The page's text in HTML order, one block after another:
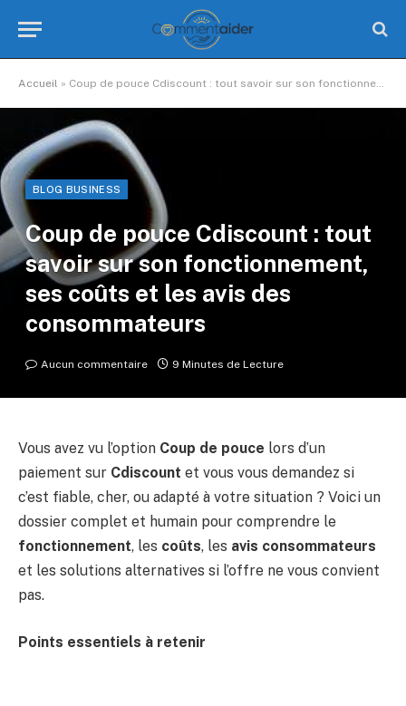
Accueil » Coup de pouce Cdiscount : tout savoir sur son fonctionnement, ses coûts et les avis des consommateurs
BLOG BUSINESS
Coup de pouce Cdiscount : tout
savoir sur son fonctionnement,
ses coûts et les avis des
consommateurs
Aucun commentaire 9 Minutes de Lecture
Vous avez vu l’option Coup de pouce lors d’un
paiement sur Cdiscount et vous vous demandez si
c’est fiable, cher, ou adapté à votre situation ? Voici un
dossier complet et humain pour comprendre le
fonctionnement, les coûts, les avis consommateurs
et les solutions alternatives si l’offre ne vous convient
pas.
Points essentiels à retenir